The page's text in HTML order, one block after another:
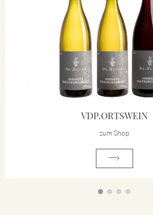
VDP.ORTSWEIN
zum Shop